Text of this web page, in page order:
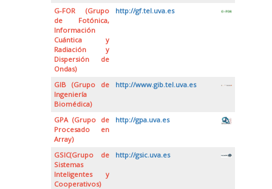
G-FOR (Grupo
de Fotónica,
Información
Cuántica y
Radiación y
Dispersión de
Ondas)
http://gf.tel.uva.es
GIB (Grupo de
Ingeniería
Biomédica)
http://www.gib.tel.uva.es
GPA (Grupo de
Procesado en
Array)
http://gpa.uva.es
GSIC(Grupo de
Sistemas
Inteligentes y
Cooperativos)
http://gsic.uva.es